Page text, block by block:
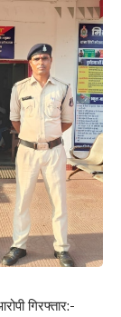
गिरफ्तार:-